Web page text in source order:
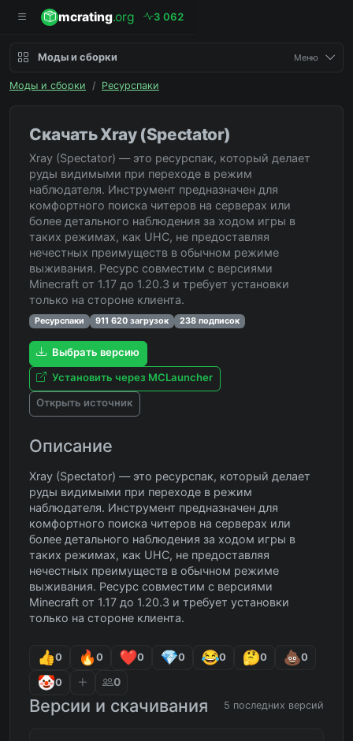
mcrating.org 3 062
Моды и сборки Меню
Моды и сборки / Ресурспаки
Скачать Xray (Spectator)
Xray (Spectator) — это ресурспак, который делает
руды видимыми при переходе в режим
наблюдателя. Инструмент предназначен для
комфортного поиска читеров на серверах или
более детального наблюдения за ходом игры в
таких режимах, как UHC, не предоставляя
нечестных преимуществ в обычном режиме
выживания. Ресурс совместим с версиями
Minecraft от 1.17 до 1.20.3 и требует установки
только на стороне клиента.
Ресурспаки 911 620 загрузок 238 подписок
Выбрать версию
Установить через MCLauncher
Открыть источник
Описание
Xray (Spectator) — это ресурспак, который делает
руды видимыми при переходе в режим
наблюдателя. Инструмент предназначен для
комфортного поиска читеров на серверах или
более детального наблюдения за ходом игры в
таких режимах, как UHC, не предоставляя
нечестных преимуществ в обычном режиме
выживания. Ресурс совместим с версиями
Minecraft от 1.17 до 1.20.3 и требует установки
только на стороне клиента.
0 0 0 0 0 0 0
0 0
Версии и скачивания 5 последних версий